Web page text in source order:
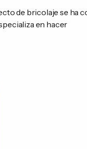
de bricolaje se ha
en hacer